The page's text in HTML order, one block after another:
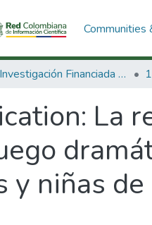
Communities
1. Investigación Financiada con Recursos Públicos
La
y niñas